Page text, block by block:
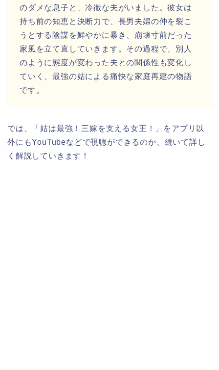
のダメな息子と、冷徹な夫がいました。彼女は
持ち前の知恵と決断力で、長男夫婦の仲を裂こ
うとする陰謀を鮮やかに暴き、崩壊寸前だった
家風を立て直していきます。その過程で、別人
のように態度が変わった夫との関係性も変化し
ていく、最強の姑による痛快な家庭再建の物語
です。
では、「姑は最強！三嫁を支える女王！」をアプリ以
外にもYouTubeなどで視聴ができるのか、続いて詳し
く解説していきます！